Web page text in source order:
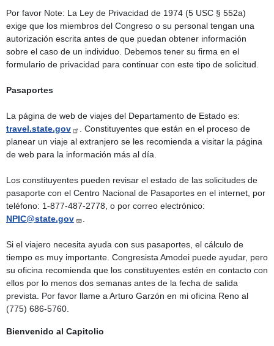
Por favor Note: La Ley de Privacidad de 1974 (5 USC § 552a)
exige que los miembros del Congreso o su personal tengan una
autorización escrita antes de que puedan obtener información
sobre el caso de un individuo. Debemos tener su firma en el
formulario de privacidad para continuar con este tipo de solicitud.
Pasaportes
La página de web de viajes del Departamento de Estado es:
travel.state.gov
. Constituyentes que están en el proceso de
planear un viaje al extranjero se les recomienda a visitar la página
de web para la información más al día.
Los constituyentes pueden revisar el estado de las solicitudes de
pasaporte con el Centro Nacional de Pasaportes en el internet, por
teléfono: 1-877-487-2778, o por correo electrónico:
NPIC@state.gov
.
Si el viajero necesita ayuda con sus pasaportes, el cálculo de
tiempo es muy importante. Congresista Amodei puede ayudar, pero
su oficina recomienda que los constituyentes estén en contacto con
ellos por lo menos dos semanas antes de la fecha de salida
prevista. Por favor llame a Arturo Garzón en mi oficina Reno al
(775) 686-5760.
Bienvenido al Capitolio